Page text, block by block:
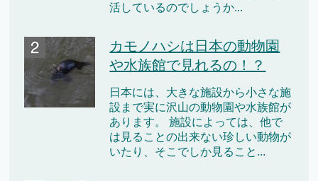
活しているのでしょうか...
カモノハシは日本の動物園
や水族館で見れるの！？
日本には、大きな施設から小さな施
設まで実に沢山の動物園や水族館が
あります。 施設によっては、他で
は見ることの出来ない珍しい動物が
いたり、そこでしか見ること...